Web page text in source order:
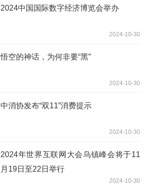
2024中国国际数字经济博览会举办
2024-10-30
悟空的神话，为何非要“黑”
2024-10-30
中消协发布“双11”消费提示
2024-10-30
2024年世界互联网大会乌镇峰会将于11
月19日至22日举行
2024-10-30